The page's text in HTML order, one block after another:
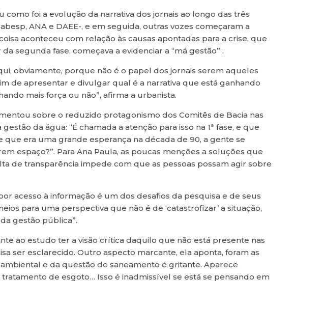
foi a evolução da narrativa dos jornais ao longo das três
ANA e DAEE-, e em seguida, outras vozes começaram a
aconteceu com relação às causas apontadas para a crise, que
segunda fase, começava a evidenciar a “má gestão” .
obviamente, porque não é o papel dos jornais serem aqueles
de apresentar e divulgar qual é a narrativa que está ganhando
mais força ou não”, afirma a urbanista.
sobre o reduzido protagonismo dos Comitês de Bacia nas
da água: “É chamada a atenção para isso na 1ª fase, e que
era uma grande esperança na década de 90, a gente se
espaço?”. Para Ana Paula, as poucas menções a soluções que
de transparência impede com que as pessoas possam agir sobre
acesso à informação é um dos desafios da pesquisa e de seus
para uma perspectiva que não é de ‘catastrofizar’ a situação,
gestão pública”.
ao estudo ter a visão crítica daquilo que não está presente nas
ser esclarecido. Outro aspecto marcante, ela aponta, foram as
e da questão do saneamento é gritante. Aparece
de esgoto… Isso é inadmissível se está se pensando em